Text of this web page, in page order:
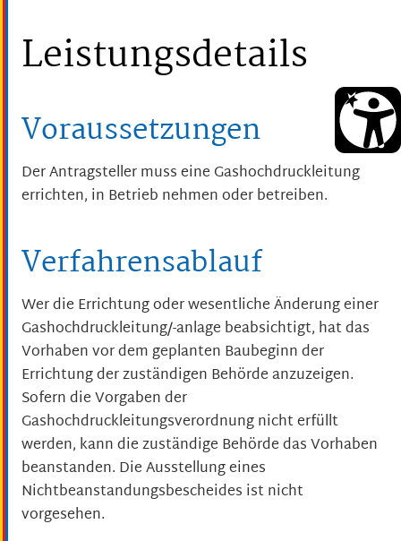
Leistungsdetails
Voraussetzungen
Der Antragsteller muss eine Gashochdruckleitung
errichten, in Betrieb nehmen oder betreiben.
Verfahrensablauf
Wer die Errichtung oder wesentliche Änderung einer
Gashochdruckleitung/-anlage beabsichtigt, hat das
Vorhaben vor dem geplanten Baubeginn der
Errichtung der zuständigen Behörde anzuzeigen.
Sofern die Vorgaben der
Gashochdruckleitungsverordnung nicht erfüllt
werden, kann die zuständige Behörde das Vorhaben
beanstanden. Die Ausstellung eines
Nichtbeanstandungsbescheides ist nicht
vorgesehen.